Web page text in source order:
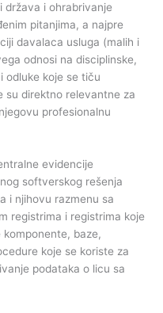
država i ohrabrivanje
pitanjima, a najpre
davalaca usluga (malih i
odnosi na disciplinske,
odluke koje se tiču
su direktno relevantne za
profesionalnu
evidencije
softverskog rešenja
i njihovu razmenu sa
registrima i registrima koje
baze,
koje se koriste za
podataka o licu sa